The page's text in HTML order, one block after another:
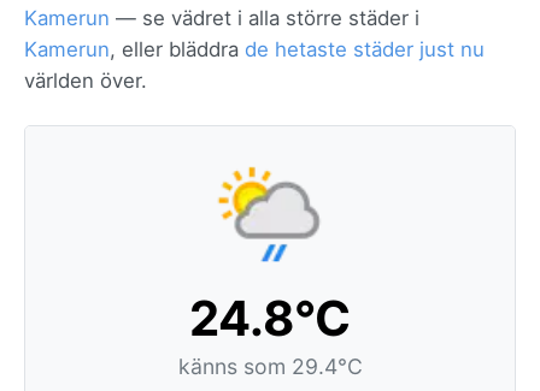
Kamerun — se vädret i alla större städer i
Kamerun, eller bläddra de hetaste städer just nu
världen över.
24.8°C
känns som 29.4°C